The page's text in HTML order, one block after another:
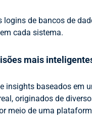
logins de bancos de
cada sistema.
mais
insights baseados em
originados de
meio de uma